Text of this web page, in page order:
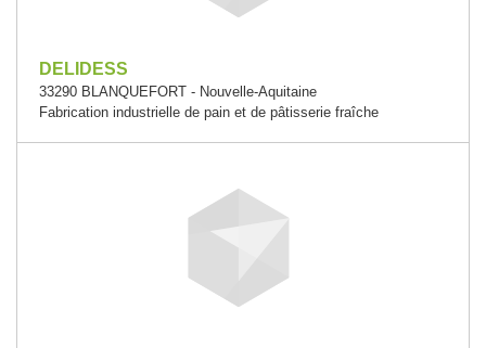
DELIDESS
33290 BLANQUEFORT - Nouvelle-Aquitaine
Fabrication industrielle de pain et de pâtisserie fraîche